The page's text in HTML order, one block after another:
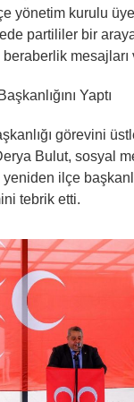
yönetim kurulu
partililer bir
mesajları
Yaptı
görevini
Bulut, sosyal
yeniden ilçe
tebrik etti.